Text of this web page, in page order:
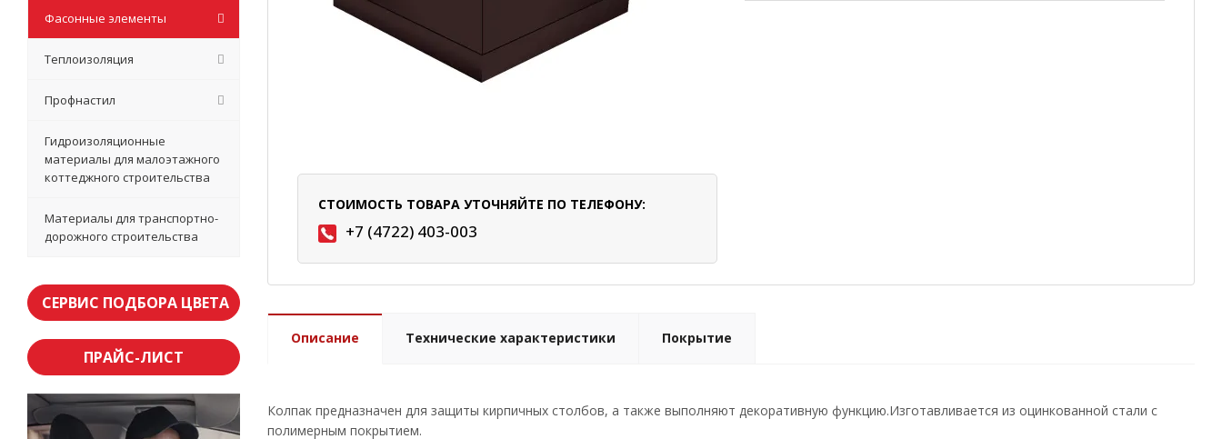
СТОИМОСТЬ ТОВАРА УТОЧНЯЙТЕ ПО ТЕЛЕФОНУ:
+7 (4722) 403-003
Описание Технические характеристики Покрытие
Колпак предназначен для защиты кирпичных столбов, а также выполняют декоративную функцию.Изготавливается из оцинкованной стали с
полимерным покрытием.
Фасонные элементы
Теплоизоляция
Профнастил
Гидроизоляционные
материалы для малоэтажного
коттеджного строительства
Материалы для транспортно-
дорожного строительства
СЕРВИС ПОДБОРА ЦВЕТА
ПРАЙС-ЛИСТ